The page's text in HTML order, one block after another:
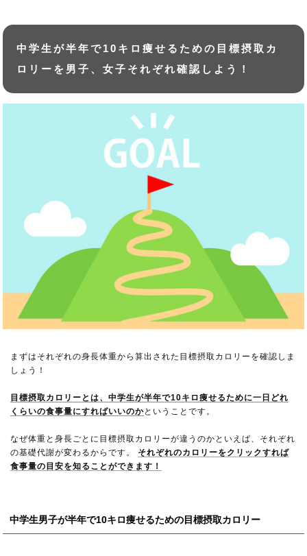
中学生が半年で10キロ痩せるための目標摂取カ
ロリーを男子、女子それぞれ確認しよう！
まずはそれぞれの身長体重から算出された目標摂取カロリーを確認しま
しょう！
目標摂取カロリーとは、中学生が半年で10キロ痩せるために一日どれ
くらいの食事量にすればいいのかということです。
なぜ体重と身長ごとに目標摂取カロリーが違うのかといえば、それぞれ
の基礎代謝が変わるからです。 それぞれのカロリーをクリックすれば
食事量の目安を知ることができます！
中学生男子が半年で10キロ痩せるための目標摂取カロリー